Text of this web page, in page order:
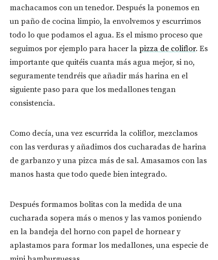
machacamos con un tenedor. Después la ponemos en
un paño de cocina limpio, la envolvemos y escurrimos
todo lo que podamos el agua. Es el mismo proceso que
seguimos por ejemplo para hacer la pizza de coliflor. Es
importante que quitéis cuanta más agua mejor, si no,
seguramente tendréis que añadir más harina en el
siguiente paso para que los medallones tengan
consistencia.
Como decía, una vez escurrida la coliflor, mezclamos
con las verduras y añadimos dos cucharadas de harina
de garbanzo y una pizca más de sal. Amasamos con las
manos hasta que todo quede bien integrado.
Después formamos bolitas con la medida de una
cucharada sopera más o menos y las vamos poniendo
en la bandeja del horno con papel de hornear y
aplastamos para formar los medallones, una especie de